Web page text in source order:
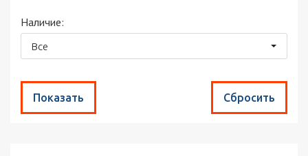
Наличие:
Все